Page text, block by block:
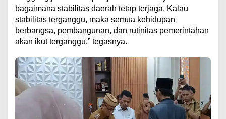
bagaimana stabilitas daerah tetap terjaga. Kalau
stabilitas terganggu, maka semua kehidupan
berbangsa, pembangunan, dan rutinitas pemerintahan
akan ikut terganggu,” tegasnya.